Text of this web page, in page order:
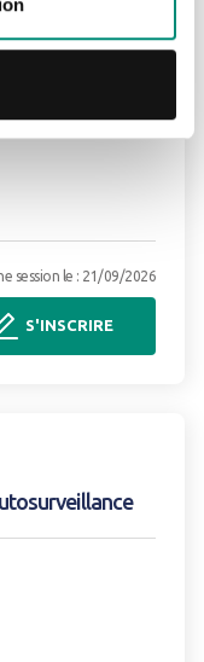
session le : 21/09/2026
S'INSCRIRE